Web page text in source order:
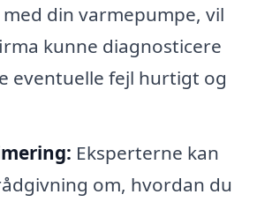
din varmepumpe, vil
kunne diagnosticere
eventuelle fejl hurtigt og
Eksperterne kan
om, hvordan du